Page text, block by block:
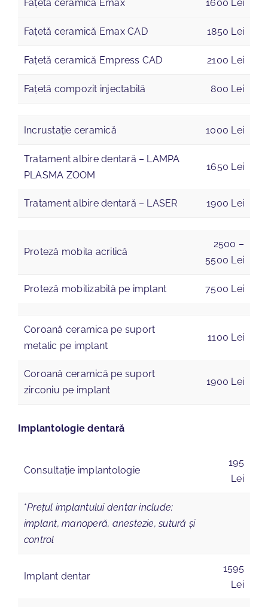
Fațetă ceramică Emax 1600 Lei
Fațetă ceramică Emax CAD 1850 Lei
Fațetă ceramică Empress CAD 2100 Lei
Fațetă compozit injectabilă 800 Lei
Incrustație ceramică 1000 Lei
Tratament albire dentară – LAMPA
PLASMA ZOOM
1650 Lei
Tratament albire dentară – LASER 1900 Lei
Proteză mobila acrilică
2500 –
5500 Lei
Proteză mobilizabilă pe implant 7500 Lei
Coroană ceramica pe suport
metalic pe implant
1100 Lei
Coroană ceramică pe suport
zirconiu pe implant
1900 Lei
Implantologie dentară
Consultație implantologie
195
Lei
*Prețul implantului dentar include:
implant, manoperă, anestezie, sutură și
control
Implant dentar
1595
Lei